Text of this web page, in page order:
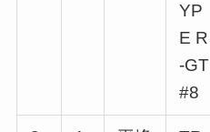
YP
E R
-GT
#8